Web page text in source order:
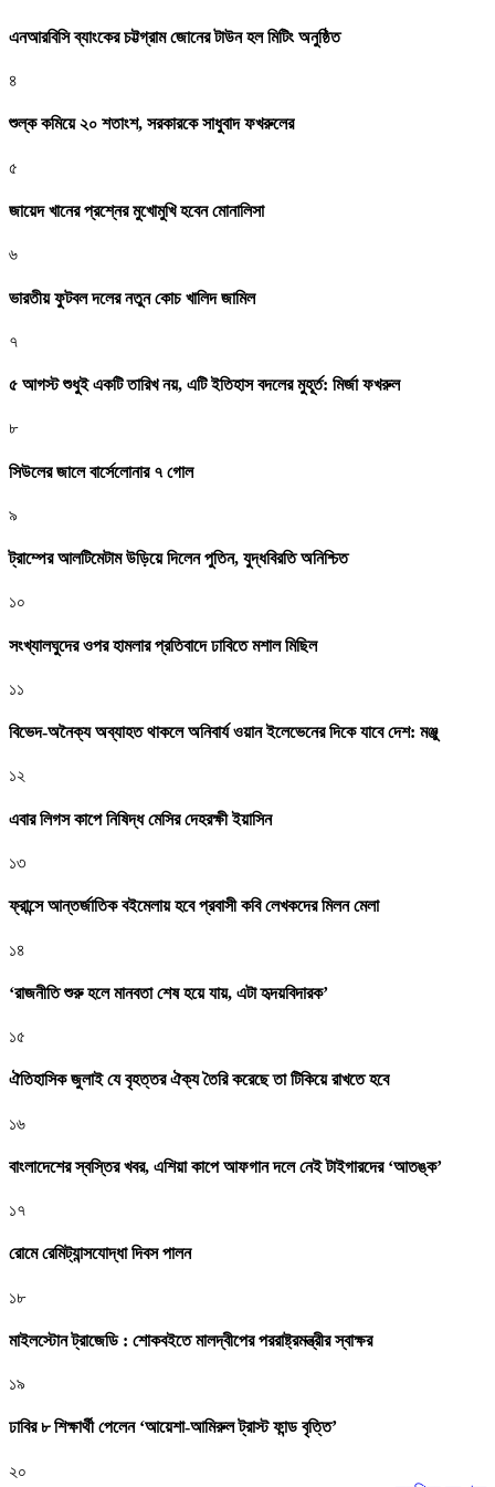
এনআরবিসি ব্যাংকের চট্টগ্রাম জোনের টাউন হল মিটিং অনুষ্ঠিত
৪
শুল্ক কমিয়ে ২০ শতাংশ, সরকারকে সাধুবাদ ফখরুলের
৫
জায়েদ খানের প্রশ্নের মুখোমুখি হবেন মোনালিসা
৬
ভারতীয় ফুটবল দলের নতুন কোচ খালিদ জামিল
৭
৫ আগস্ট শুধুই একটি তারিখ নয়, এটি ইতিহাস বদলের মুহূর্ত: মির্জা ফখরুল
৮
সিউলের জালে বার্সেলোনার ৭ গোল
৯
ট্রাম্পের আলটিমেটাম উড়িয়ে দিলেন পুতিন, যুদ্ধবিরতি অনিশ্চিত
১০
সংখ্যালঘুদের ওপর হামলার প্রতিবাদে ঢাবিতে মশাল মিছিল
১১
বিভেদ-অনৈক্য অব্যাহত থাকলে অনিবার্য ওয়ান ইলেভেনের দিকে যাবে দেশ: মঞ্জু
১২
এবার লিগস কাপে নিষিদ্ধ মেসির দেহরক্ষী ইয়াসিন
১৩
ফ্রান্সে আন্তর্জাতিক বইমেলায় হবে প্রবাসী কবি লেখকদের মিলন মেলা
১৪
‘রাজনীতি শুরু হলে মানবতা শেষ হয়ে যায়, এটা হৃদয়বিদারক’
১৫
ঐতিহাসিক জুলাই যে বৃহত্তর ঐক্য তৈরি করেছে তা টিকিয়ে রাখতে হবে
১৬
বাংলাদেশের স্বস্তির খবর, এশিয়া কাপে আফগান দলে নেই টাইগারদের ‘আতঙ্ক’
১৭
রোমে রেমিট্যান্সযোদ্ধা দিবস পালন
১৮
মাইলস্টোন ট্রাজেডি : শোকবইতে মালদ্বীপের পররাষ্ট্রমন্ত্রীর স্বাক্ষর
১৯
ঢাবির ৮ শিক্ষার্থী পেলেন ‘আয়েশা-আমিরুল ট্রাস্ট ফান্ড বৃত্তি’
২০